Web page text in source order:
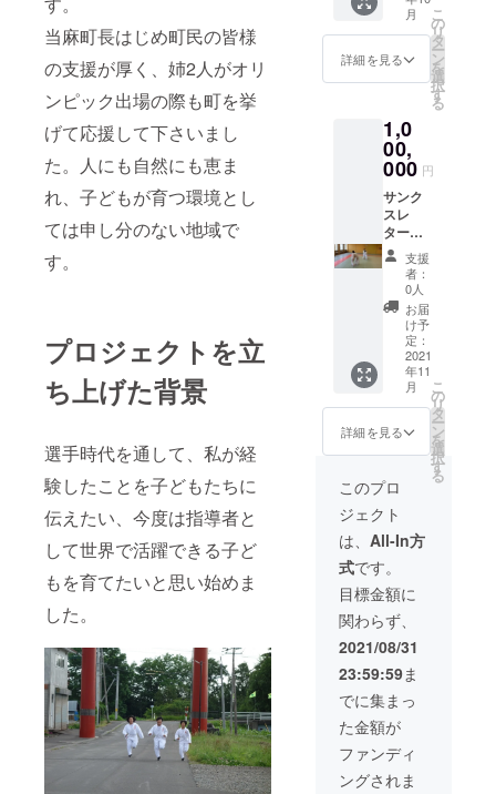
当麻町長はじめ町民の皆様
の支援が厚く、姉2人がオリ
ンピック出場の際も町を挙
げて応援して下さいまし
た。人にも自然にも恵ま
れ、子どもが育つ環境とし
ては申し分のない地域で
す。
プロジェクトを立
ち上げた背景
選手時代を通して、私が経
験したことを子どもたちに
伝えたい、今度は指導者と
して世界で活躍できる子ど
もを育てたいと思い始めま
した。
の際
に、ご
希望の
品を備
考欄に
くださ
い
期限：
令和4年
4月～令
和9年3
月末
館日を
除く）
全道最
高品質
の当麻
米（ゆ
めぴり
か）
20Kg
または
木製卓
上カレ
ンダー
と木製
オリジ
ナルマ
イ箸 ※
ご支援
の際
に、ご
希望の
品を備
考欄に
ご記入
くださ
い ※※箸
に入れ
る名前
はご入
力いた
だいた
通りに
左右同
じ名前
をお入
れいた
しま
す。
月
詳細を見る
こ
の
リ
タ
ー
ン
を
選
択
す
る
1,0
00,
000 円
サンク
スレ
ター
（感謝
の手紙
をお送
りしま
す） 当
麻町宿
泊施設
一泊宿
泊権
利 平
日のみ1
名様
(当麻ヘ
ルシー
シャ
トー
【北海
道上川
郡当麻
町6条西
4丁目｜
免許番
号 上
保生第
431号指
令】発
行より1
年間有
効） ※
当麻町
に来て
支援
者：
0人
お届
け予
定：
2021
年11
月
詳細を見る
こ
の
リ
タ
ー
ン
を
選
択
す
る
このプロ
ジェクト
は、 All-In方
式です。
目標金額に
関わらず、
2021/08/31
23:59:59ま
でに集まっ
た金額が
ファンディ
ングされま